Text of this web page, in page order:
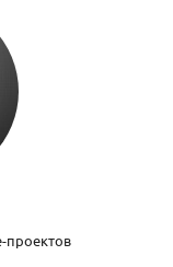
проектов